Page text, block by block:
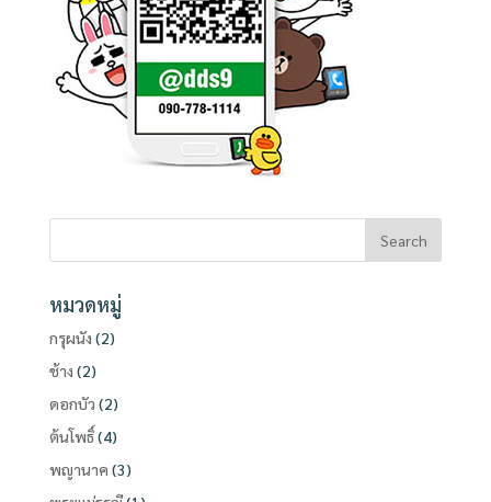
หมวดหมู่
กรุผนัง (2)
ช้าง (2)
ดอกบัว (2)
ต้นโพธิ์(4)
พญานาค (3)